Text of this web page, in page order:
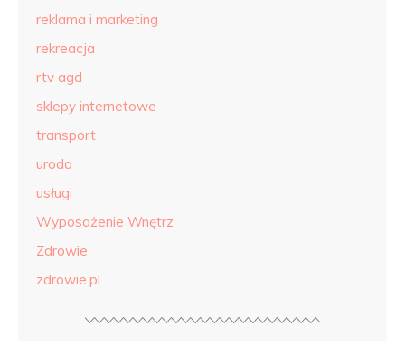
reklama i marketing
rekreacja
rtv agd
sklepy internetowe
transport
uroda
usługi
Wyposażenie Wnętrz
Zdrowie
zdrowie.pl